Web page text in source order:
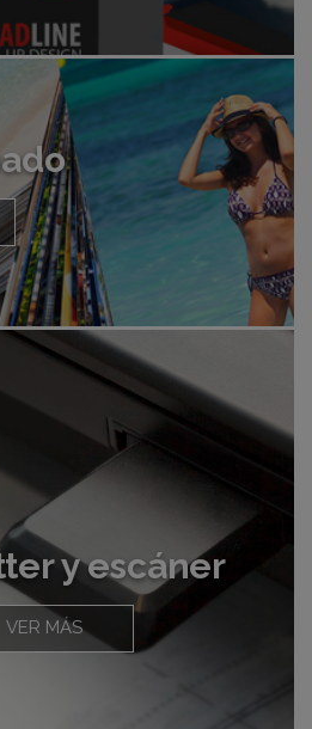
y escáner
VER MÁS